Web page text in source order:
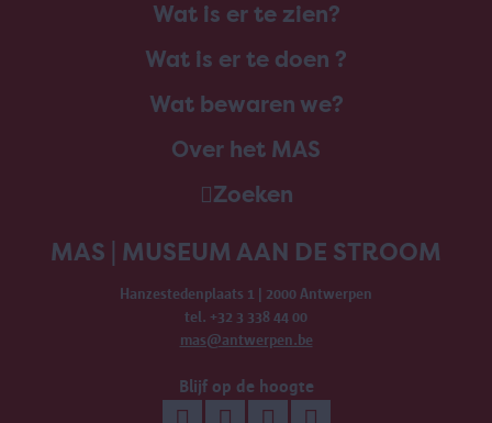
Wat is er te zien?
Wat is er te doen ?
Wat bewaren we?
Over het MAS
Zoeken
MAS | MUSEUM AAN DE STROOM
Hanzestedenplaats 1 | 2000 Antwerpen
tel. +32 3 338 44 00
mas@antwerpen.be
Blijf op de hoogte